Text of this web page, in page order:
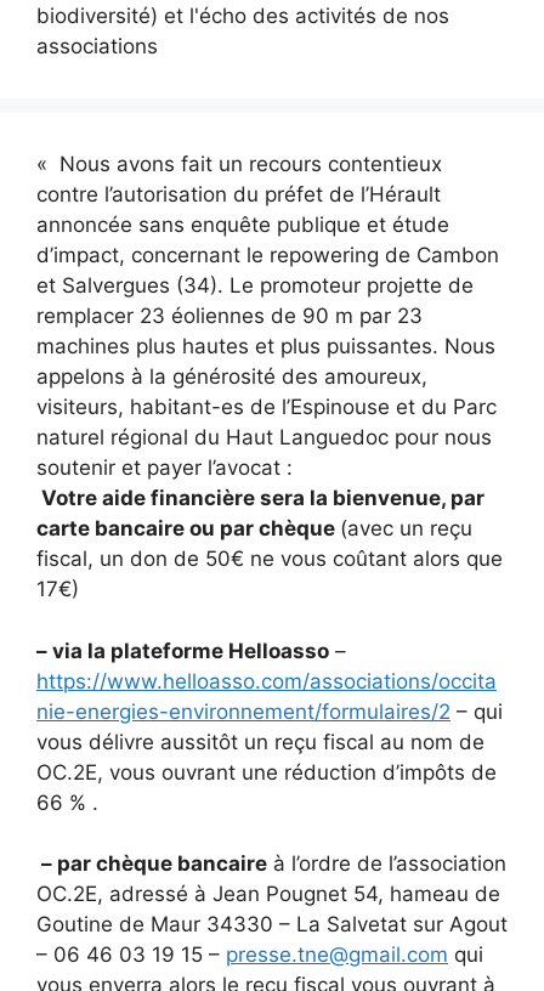
biodiversité) et l'écho des activités de nos
associations
« Nous avons fait un recours contentieux
contre l’autorisation du préfet de l’Hérault
annoncée sans enquête publique et étude
d’impact, concernant le repowering de Cambon
et Salvergues (34). Le promoteur projette de
remplacer 23 éoliennes de 90 m par 23
machines plus hautes et plus puissantes. Nous
appelons à la générosité des amoureux,
visiteurs, habitant-es de l’Espinouse et du Parc
naturel régional du Haut Languedoc pour nous
soutenir et payer l’avocat :
Votre aide financière sera la bienvenue, par
carte bancaire ou par chèque (avec un reçu
fiscal, un don de 50€ ne vous coûtant alors que
17€)
– via la plateforme Helloasso –
https://www.helloasso.com/associations/occita
nie-energies-environnement/formulaires/2 – qui
vous délivre aussitôt un reçu fiscal au nom de
OC.2E, vous ouvrant une réduction d’impôts de
66 % .
– par chèque bancaire à l’ordre de l’association
OC.2E, adressé à Jean Pougnet 54, hameau de
Goutine de Maur 34330 – La Salvetat sur Agout
– 06 46 03 19 15 – presse.tne@gmail.com qui
vous enverra alors le reçu fiscal vous ouvrant à